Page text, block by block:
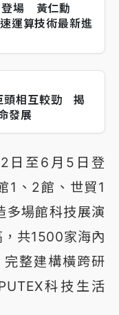
場 黃仁勳
運算技術最新進
頭相互較勁 揭
發展
日至6月5日登
1、2館、世貿1
多場館科技展演
共1500家海內
整建構橫跨研
科技生活